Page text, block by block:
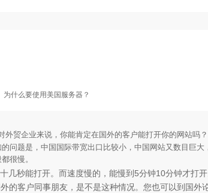
为什么要使用美国服务器？
外贸企业来说，你能肯定在国外的客户能打开你的网站吗？
问题是，中国国际带宽出口比较小，中国网站又数目巨大
很慢。
几秒能打开。而速度慢的，能慢到5分钟10分钟才打
的客户同事朋友，是不是这种情况。您也可以到国外